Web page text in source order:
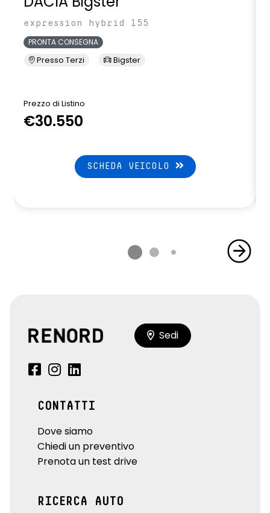
expression hybrid 155
PRONTA CONSEGNA
Presso Terzi Bigster
Prezzo di Listino
€30.550
SCHEDA VEICOLO
Sedi
CONTATTI
Dove siamo
Chiedi un preventivo
Prenota un test drive
RICERCA AUTO